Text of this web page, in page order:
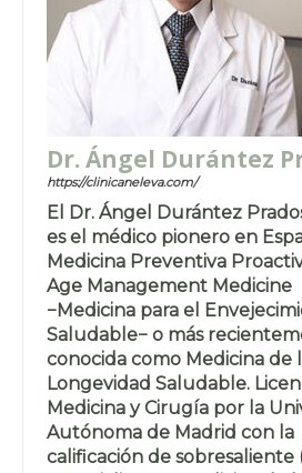
Dr. Ángel Durántez
https://clinicaneleva.com/
El Dr. Ángel Durántez
es el médico pionero en
Medicina Preventiva
Age Management Medicine
−Medicina para el
Saludable− o más
conocida como Medicina de
Longevidad Saludable.
Medicina y Cirugía por la
Autónoma de Madrid con la
calificación de sobresaliente